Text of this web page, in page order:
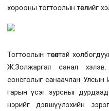
хорооны тогтоолын төслийг
Тогтоолын төсөлтэй
Ж.Золжаргал санал
сонсголыг санаачлан
гарын үсэг зурсныг дурдаад
нэрийг дэвшүүлэхийн